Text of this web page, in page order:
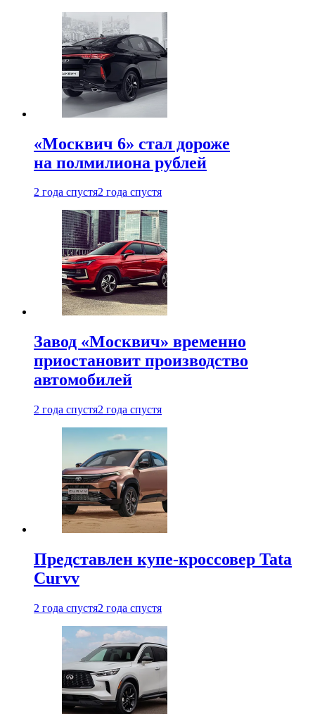
«Москвич 6» стал дороже
на полмилиона рублей
2 года спустя2 года спустя
Завод «Москвич» временно
приостановит производство
автомобилей
2 года спустя2 года спустя
Представлен купе-кроссовер Tata
Curvv
2 года спустя2 года спустя